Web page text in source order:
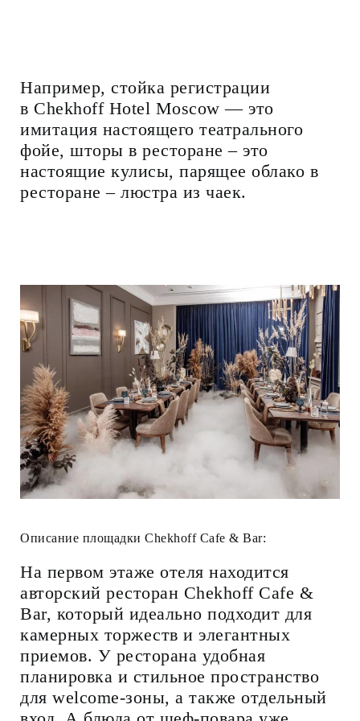
Например, стойка регистрации
в Chekhoff Hotel Moscow — это
имитация настоящего театрального
фойе, шторы в ресторане – это
настоящие кулисы, парящее облако в
ресторане – люстра из чаек.
Описание площадки Chekhoff Cafe & Bar:
На первом этаже отеля находится
авторский ресторан Chekhoff Cafe &
Bar, который идеально подходит для
камерных торжеств и элегантных
приемов. У ресторана удобная
планировка и стильное пространство
для welcome-зоны, а также отдельный